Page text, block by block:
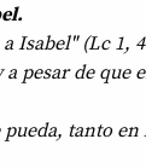
Isabel" (Lc 1,
pesar de que
tanto